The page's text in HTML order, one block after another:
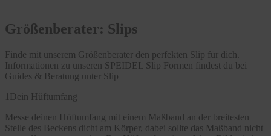
Größenberater: Slips
Finde mit unserem Größenberater den perfekten Slip für dich.
Informationen zu unseren SPEIDEL Slip Formen findest du bei
Guides & Beratung unter Slip
1 Dein Hüftumfang
Messe deinen Hüftumfang mit einem Maßband an der breitesten
Stelle des Beckens dicht am Körper, dabei sollte das Maßband nicht